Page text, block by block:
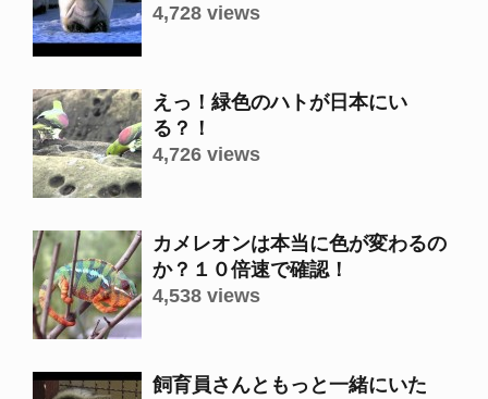
4,728 views
えっ！緑色のハトが日本にい
る？！
4,726 views
カメレオンは本当に色が変わるの
か？１０倍速で確認！
4,538 views
飼育員さんともっと一緒にいた